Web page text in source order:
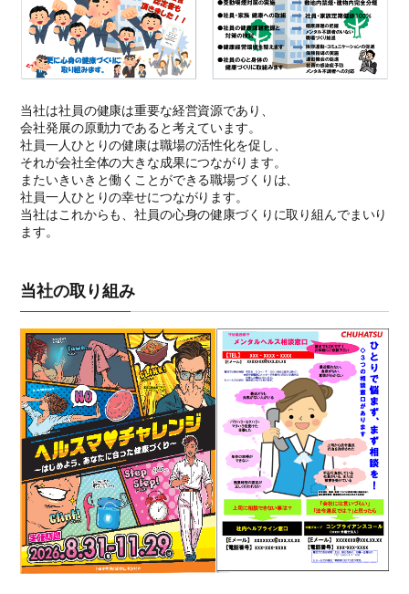
当社は社員の健康は重要な経営資源であり、
会社発展の原動力であると考えています。
社員一人ひとりの健康は職場の活性化を促し、
それが会社全体の大きな成果につながります。
またいきいきと働くことができる職場づくりは、
社員一人ひとりの幸せにつながります。
当社はこれからも、社員の心身の健康づくりに取り組んでまいり
ます。
当社の取り組み